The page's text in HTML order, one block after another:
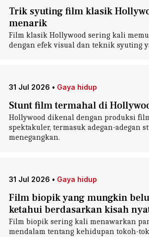
Trik syuting film klasik
menarik
Film klasik Hollywood sering kali
dengan efek visual dan teknik syuting
31 Jul 2026 • Gaya hidup
Stunt film termahal di
Hollywood dikenal dengan produksi
spektakuler, termasuk adegan-adegan
menegangkan.
31 Jul 2026 • Gaya hidup
Film biopik yang mungkin
ketahui berdasarkan kisah
Film biopik sering kali menawarkan
mendalam tentang kehidupan tokoh-